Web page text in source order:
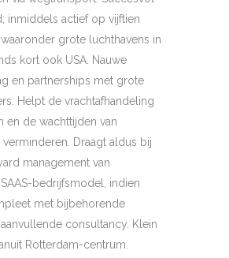
inmiddels actief op vijftien
waaronder grote luchthavens in
kort ook USA. Nauwe
en partnerships met grote
Helpt de vrachtafhandeling
en de wachttijden van
verminderen. Draagt aldus bij
management van
SAAS-bedrijfsmodel, indien
met bijbehorende
consultancy. Klein
Rotterdam-centrum.